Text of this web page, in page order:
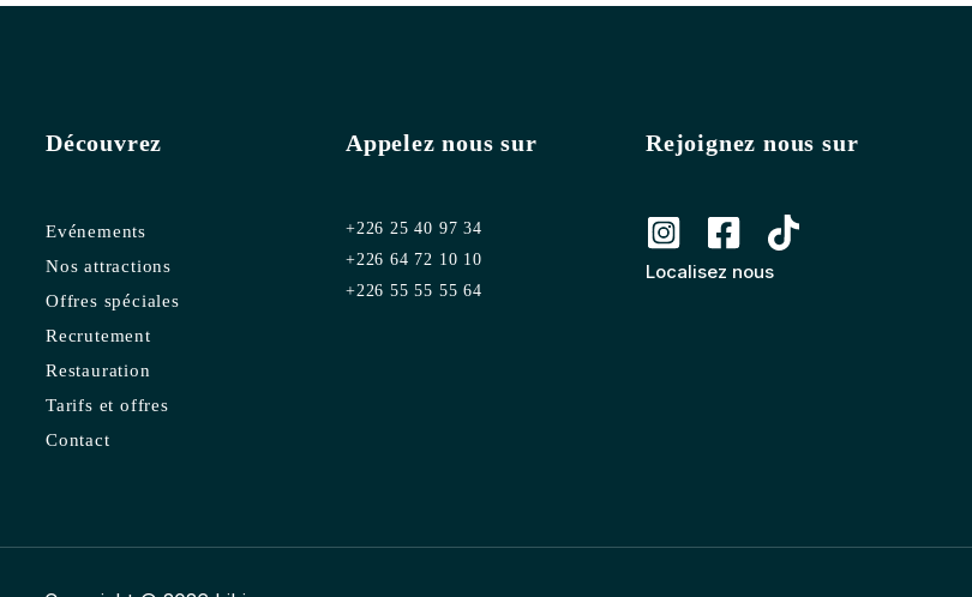
Découvrez
Evénements
Nos attractions
Offres spéciales
Recrutement
Restauration
Tarifs et offres
Contact
Appelez nous sur
+226 25 40 97 34
+226 64 72 10 10
+226 55 55 55 64
Rejoignez nous sur
Localisez nous